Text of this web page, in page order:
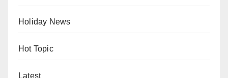
Holiday News
Hot Topic
Latest